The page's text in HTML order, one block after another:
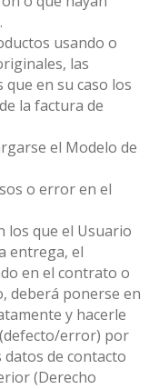
usando o
las
en su caso los
la factura de
el Modelo de
o error en el
los que el Usuario
entrega, el
en el contrato o
deberá ponerse en
y hacerle
error) por
de contacto
(Derecho